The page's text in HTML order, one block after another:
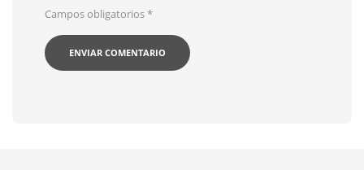
Campos obligatorios*